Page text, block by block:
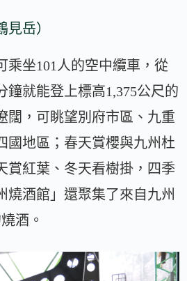
岳）
乘坐101人的空中纜車，從
鐘就能登上標高1,375公尺的
闊，可眺望別府市區、九重
國地區；春天賞櫻與九州杜
賞紅葉、冬天看樹掛，四季
燒酒館」還聚集了來自九州
酒。